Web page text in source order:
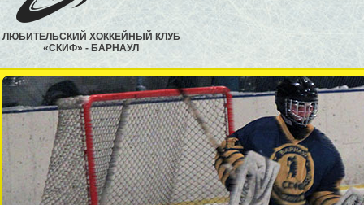
ЛЮБИТЕЛЬСКИЙ ХОККЕЙНЫЙ КЛУБ
«СКИФ» - БАРНАУЛ